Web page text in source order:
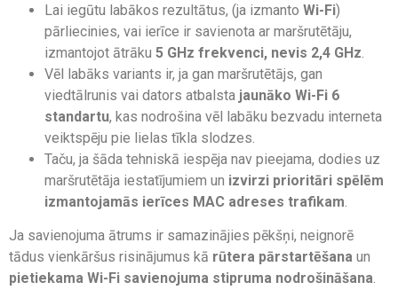
Lai iegūtu labākos rezultātus, (ja izmanto Wi-Fi)
pārliecinies, vai ierīce ir savienota ar maršrutētāju,
izmantojot ātrāku 5 GHz frekvenci, nevis 2,4 GHz.
Vēl labāks variants ir, ja gan maršrutētājs, gan
viedtālrunis vai dators atbalsta jaunāko Wi-Fi 6
standartu, kas nodrošina vēl labāku bezvadu interneta
veiktspēju pie lielas tīkla slodzes.
Taču, ja šāda tehniskā iespēja nav pieejama, dodies uz
maršrutētāja iestatījumiem un izvirzi prioritāri spēlēm
izmantojamās ierīces MAC adreses trafikam.
Ja savienojuma ātrums ir samazinājies pēkšņi, neignorē
tādus vienkāršus risinājumus kā rūtera pārstartēšana un
pietiekama Wi-Fi savienojuma stipruma nodrošināšana.